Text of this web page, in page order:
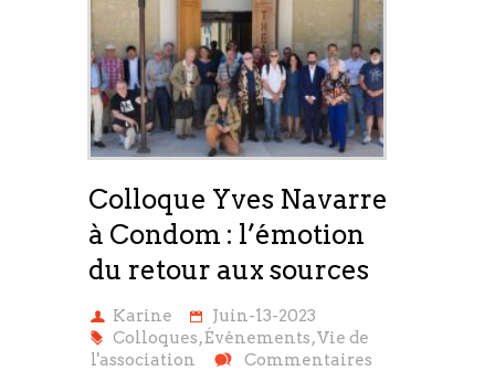
Colloque Yves Navarre
à Condom : l’émotion
du retour aux sources
Karine
Juin-13-2023
Colloques,Événements,Vie de
l'association
Commentaires